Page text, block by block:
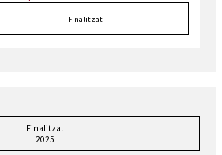
Finalitzat
Finalitzat
2025